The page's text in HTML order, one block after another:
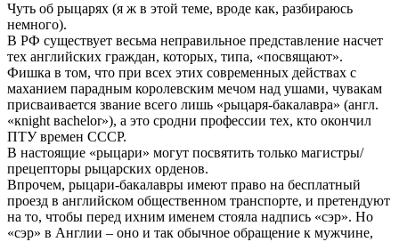
Чуть об рыцарях (я ж в этой теме, вроде как, разбираюсь
немного).
В РФ существует весьма неправильное представление насчет
тех английских граждан, которых, типа, «посвящают».
Фишка в том, что при всех этих современных действах с
маханием парадным королевским мечом над ушами, чувакам
присваивается звание всего лишь «рыцаря-бакалавра» (англ.
«кnight вachelor»), а это сродни профессии тех, кто окончил
ПТУ времен СССР.
В настоящие «рыцари» могут посвятить только магистры/
прецепторы рыцарских орденов.
Впрочем, рыцари-бакалавры имеют право на бесплатный
проезд в английском общественном транспорте, и претендуют
на то, чтобы перед ихним именем стояла надпись «сэр». Но
«сэр» в Англии – оно и так обычное обращение к мужчине,